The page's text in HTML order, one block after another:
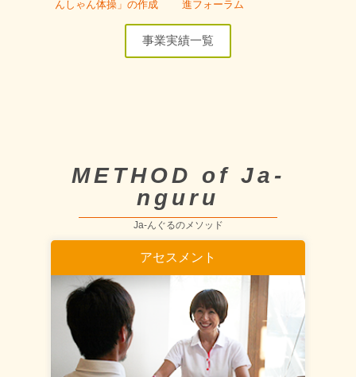
んしゃん体操」の作成 進フォーラム
事業実績一覧
METHOD of Ja-
nguru
Ja-んぐるのメソッド
アセスメント